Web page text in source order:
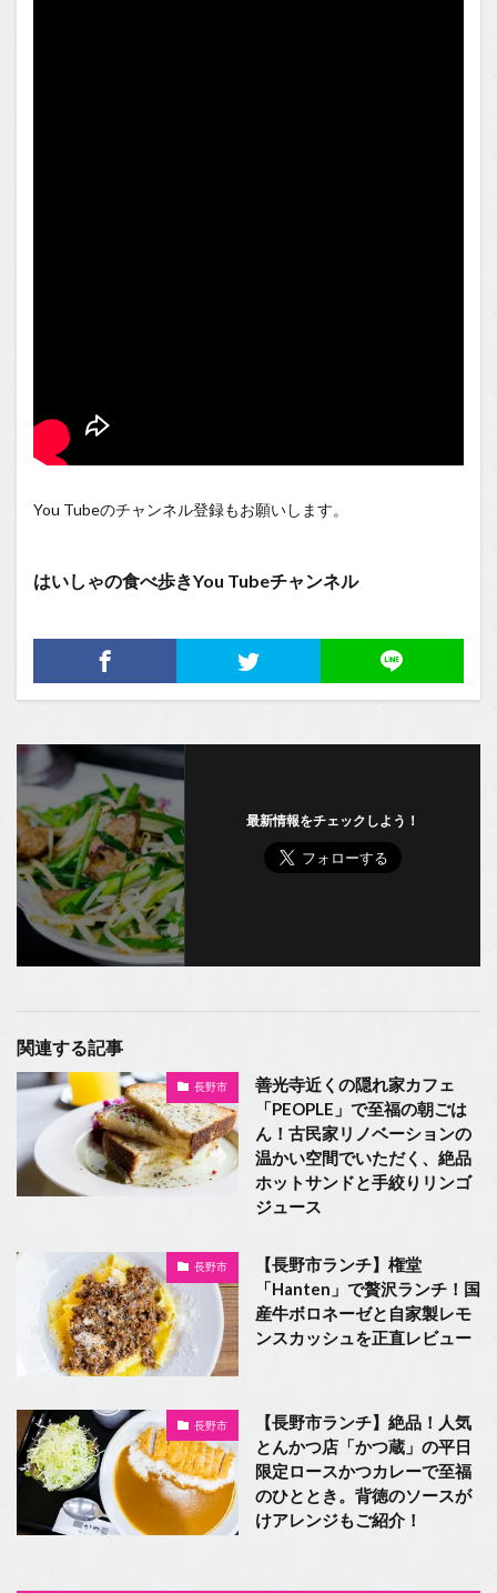
You Tubeのチャンネル登録もお願いします。
はいしゃの食べ歩きYou Tubeチャンネル
最新情報をチェックしよう！
関連する記事
長野市
善光寺近くの隠れ家カフェ
「PEOPLE」で至福の朝ごは
ん！古民家リノベーションの
温かい空間でいただく、絶品
ホットサンドと手絞りリンゴ
ジュース
長野市
【長野市ランチ】権堂
「Hanten」で贅沢ランチ！国
産牛ボロネーゼと自家製レモ
ンスカッシュを正直レビュー
長野市
【長野市ランチ】絶品！人気
とんかつ店「かつ蔵」の平日
限定ロースかつカレーで至福
のひととき。背徳のソースが
けアレンジもご紹介！